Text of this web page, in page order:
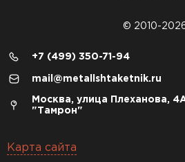
© 2010-
+7 (499) 350-71-94
mail@metallshtaketnik.ru
Москва, улица Плеханова,
"Тамрон"
Карта сайта